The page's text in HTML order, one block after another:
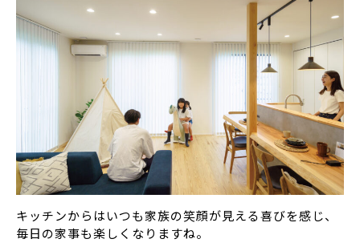
キッチンからはいつも家族の笑顔が見える喜びを感じ、
毎日の家事も楽しくなりますね。